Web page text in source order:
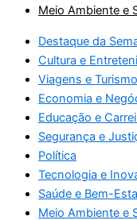
Meio Ambiente e
Destaque da
Cultura e
Viagens e Turismo
Economia e
Educação e
Segurança e
Política
Tecnologia e
Saúde e Bem-
Meio Ambiente e